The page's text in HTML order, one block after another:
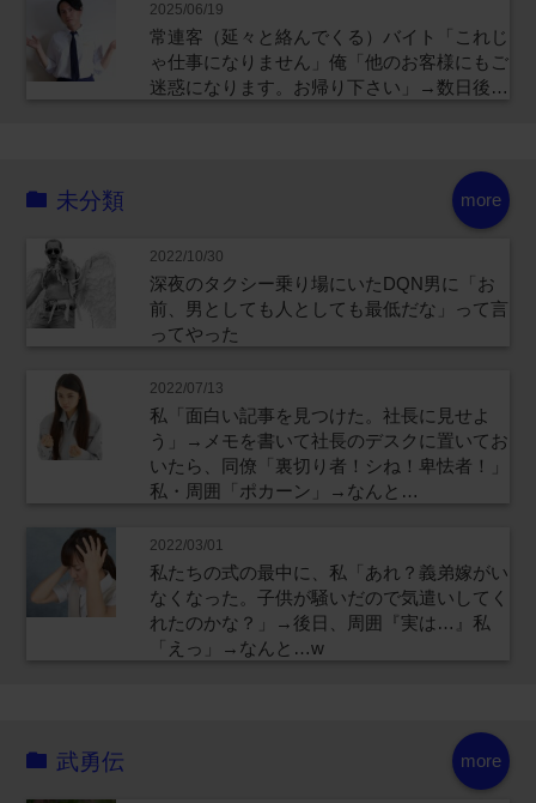
2025/06/19
常連客（延々と絡んでくる）バイト「これじ
ゃ仕事になりません」俺「他のお客様にもご
迷惑になります。お帰り下さい」→数日後…
more
未分類
2022/10/30
深夜のタクシー乗り場にいたDQN男に「お
前、男としても人としても最低だな」って言
ってやった
2022/07/13
私「面白い記事を見つけた。社長に見せよ
う」→メモを書いて社長のデスクに置いてお
いたら、同僚「裏切り者！シね！卑怯者！」
私・周囲「ポカーン」→なんと…
2022/03/01
私たちの式の最中に、私「あれ？義弟嫁がい
なくなった。子供が騒いだので気遣いしてく
れたのかな？」→後日、周囲『実は…』私
「えっ」→なんと…w
more
武勇伝